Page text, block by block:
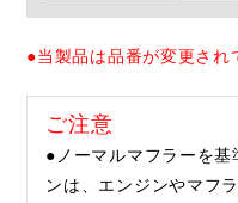
●当製品は品番が変更され
ご注意
●ノーマルマフラーを基
ンは、エンジンやマフ